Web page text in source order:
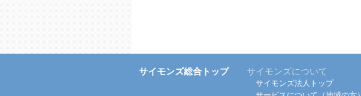
サイモンズ総合トップ サイモンズについて
サイモンズ法人トップ